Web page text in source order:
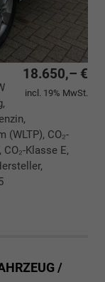
18.650,– €
incl. 19% MwSt.
CO₂-
Klasse E,
/